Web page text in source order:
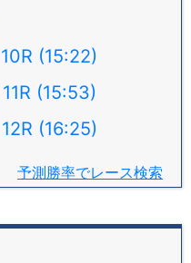
(15:22)
(15:53)
(16:25)
予測勝率でレース検索